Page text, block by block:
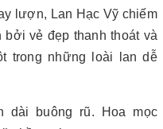
lượn, Lan Hạc Vỹ chiếm
vẻ đẹp thanh thoát và
trong những loài lan dễ
dài buông rũ. Hoa mọc